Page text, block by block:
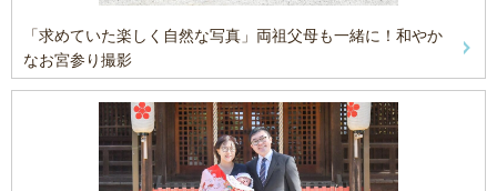
「求めていた楽しく自然な写真」両祖父母も一緒に！和やか
なお宮参り撮影